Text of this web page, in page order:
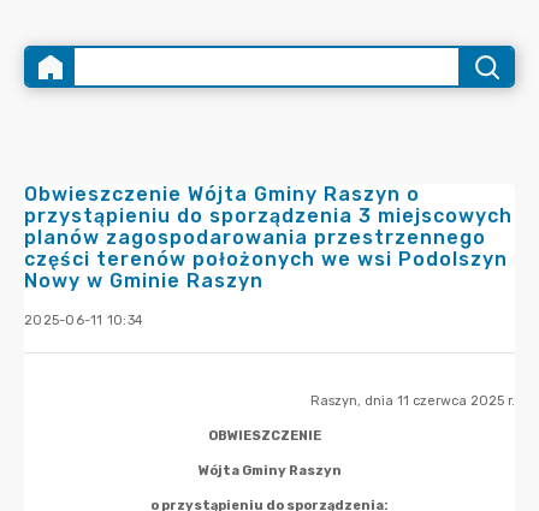
Obwieszczenie Wójta Gminy Raszyn o
przystąpieniu do sporządzenia 3 miejscowych
planów zagospodarowania przestrzennego
części terenów położonych we wsi Podolszyn
Nowy w Gminie Raszyn
2025-06-11 10:34